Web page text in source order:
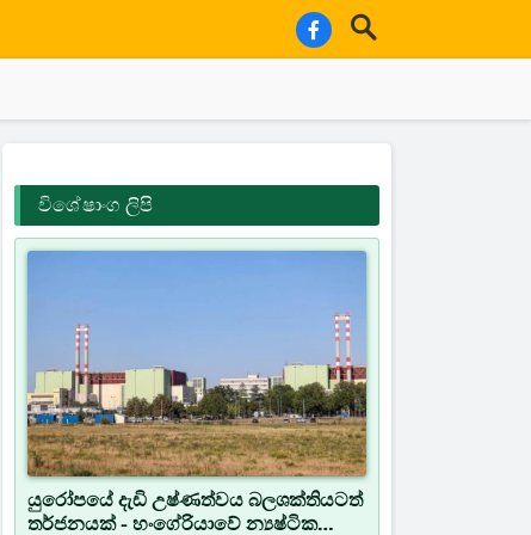
විශේෂාංග ලිපි
යුරෝපයේ දැඩි උෂ්ණත්වය බලශක්තියටත්
තර්ජනයක් - හංගේරියාවේ න්‍යෂ්ටික